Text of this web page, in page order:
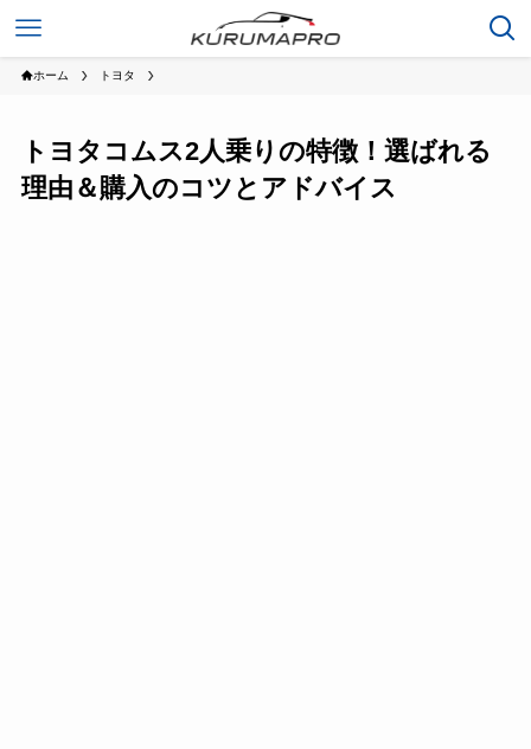
ホーム トヨタ
トヨタコムス2人乗りの特徴！選ばれる
理由＆購入のコツとアドバイス